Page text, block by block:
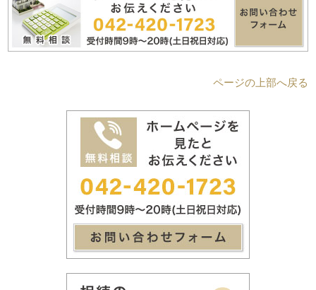
ページの上部へ戻る